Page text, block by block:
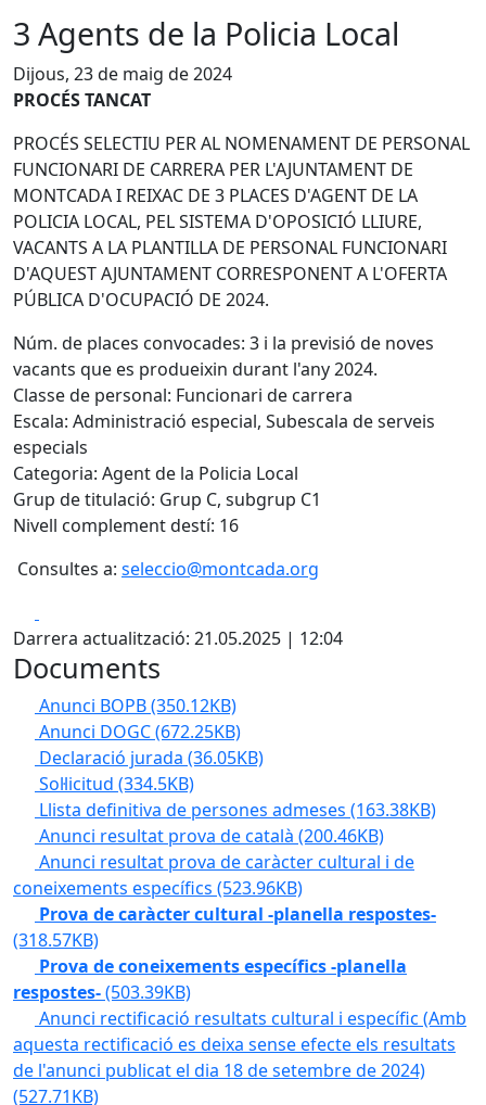
3 Agents de la Policia Local
Dijous, 23 de maig de 2024
PROCÉS TANCAT
PROCÉS SELECTIU PER AL NOMENAMENT DE PERSONAL
FUNCIONARI DE CARRERA PER L'AJUNTAMENT DE
MONTCADA I REIXAC DE 3 PLACES D'AGENT DE LA
POLICIA LOCAL, PEL SISTEMA D'OPOSICIÓ LLIURE,
VACANTS A LA PLANTILLA DE PERSONAL FUNCIONARI
D'AQUEST AJUNTAMENT CORRESPONENT A L'OFERTA
PÚBLICA D'OCUPACIÓ DE 2024.
Núm. de places convocades: 3 i la previsió de noves
vacants que es produeixin durant l'any 2024.
Classe de personal: Funcionari de carrera
Escala: Administració especial, Subescala de serveis
especials
Categoria: Agent de la Policia Local
Grup de titulació: Grup C, subgrup C1
Nivell complement destí: 16
Consultes a: seleccio@montcada.org
Darrera actualització: 21.05.2025 | 12:04
Documents
Anunci BOPB(350.12KB)
Anunci DOGC(672.25KB)
Declaració jurada (36.05KB)
Sol·licitud (334.5KB)
Llista definitiva de persones admeses (163.38KB)
Anunci resultat prova de català (200.46KB)
Anunci resultat prova de caràcter cultural i de
coneixements específics (523.96KB)
Prova de caràcter cultural -planella respostes-
(318.57KB)
Prova de coneixements específics -planella
respostes-(503.39KB)
Anunci rectificació resultats cultural i específic (Amb
aquesta rectificació es deixa sense efecte els resultats
de l'anunci publicat el dia 18 de setembre de 2024)
(527.71KB)